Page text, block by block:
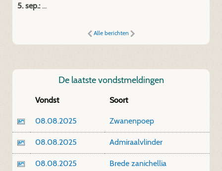
5. sep.:...
Alle berichten
De laatste vondstmeldingen
Vondst Soort
08.08.2025 Zwanenpoep
08.08.2025 Admiraalvlinder
08.08.2025 Brede zanichellia